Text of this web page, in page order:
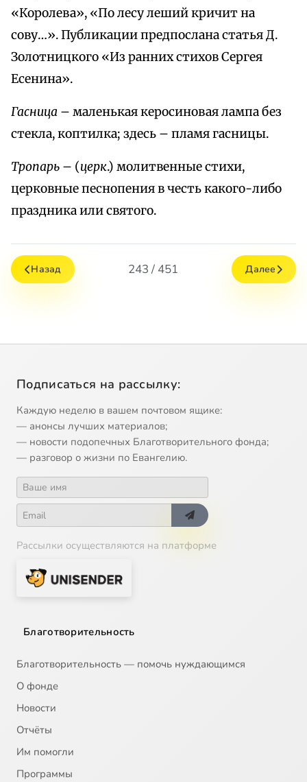
«Королева», «По лесу леший кричит на
сову…». Публикации предпослана статья Д.
Золотницкого «Из ранних стихов Сергея
Есенина».
Гасница – маленькая керосиновая лампа без
стекла, коптилка; здесь – пламя гасницы.
Тропарь – (церк.) молитвенные стихи,
церковные песнопения в честь какого-либо
праздника или святого.
Назад 243 / 451 Далее
Подписаться на рассылку:
Каждую неделю в вашем почтовом ящике:
— анонсы лучших материалов;
— новости подопечных Благотворительного фонда;
— разговор о жизни по Евангелию.
Рассылки осуществляются на платформе
Благотворительность
Благотворительность — помочь нуждающимся
О фонде
Новости
Отчёты
Им помогли
Программы